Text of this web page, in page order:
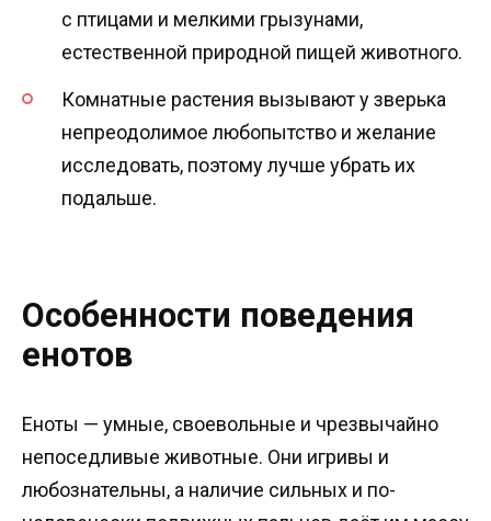
с птицами и мелкими грызунами,
естественной природной пищей животного.
Комнатные растения вызывают у зверька
непреодолимое любопытство и желание
исследовать, поэтому лучше убрать их
подальше.
Особенности поведения
енотов
Еноты — умные, своевольные и чрезвычайно
непоседливые животные. Они игривы и
любознательны, а наличие сильных и по-